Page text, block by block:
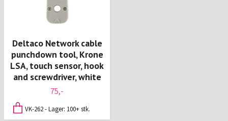
Deltaco Network cable
punchdown tool, Krone
LSA, touch sensor, hook
and screwdriver, white
75,-
VK-262 - Lager: 100+ stk.